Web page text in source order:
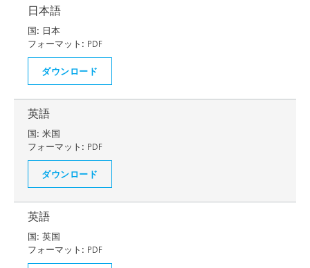
日本語
国: 日本
フォーマット: PDF
ダウンロード
英語
国: 米国
フォーマット: PDF
ダウンロード
英語
国: 英国
フォーマット: PDF